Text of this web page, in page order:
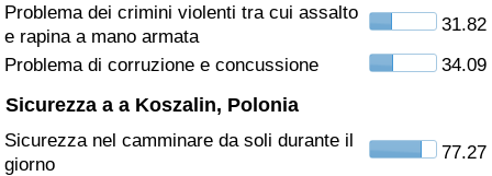
Problema dei crimini violenti tra cui assalto
e rapina a mano armata
31.82
Problema di corruzione e concussione
34.09
Sicurezza a a Koszalin, Polonia
Sicurezza nel camminare da soli durante il
giorno
77.27
Indice dell’Inquinamento (Corrente)
Indice dell’Inquinamento per Nazione